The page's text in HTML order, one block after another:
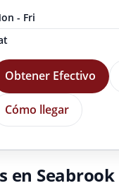
- Fri
Obtener Efectivo
Cómo llegar
en Seabrook